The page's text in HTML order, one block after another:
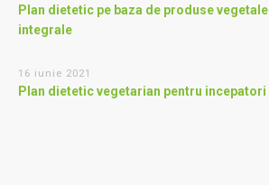
Plan dietetic pe baza de produse vegetale
integrale
16 iunie 2021
Plan dietetic vegetarian pentru incepatori